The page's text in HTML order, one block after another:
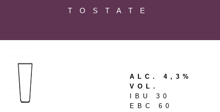
TOSTATE
ALC. 4,3%
VOL.
IBU 30
EBC 60